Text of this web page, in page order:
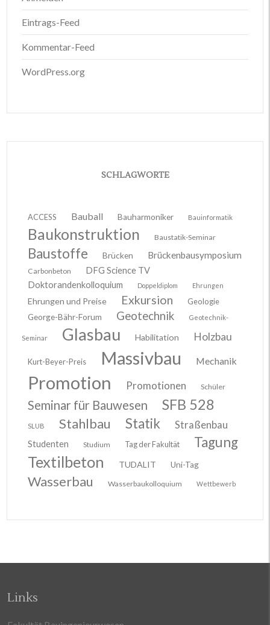
Eintrags-Feed
Kommentar-Feed
WordPress.org
SCHLAGWORTE
ACCESS Bauball Bauharmoniker Bauinformatik
Baukonstruktion Baustatik-Seminar
Baustoffe Brücken Brückenbausymposium
Carbonbeton
DFG Science TV
Doktorandenkolloquium
Doppeldiplom Ehrungen
Ehrungen und Preise Exkursion
Geologie
George-Bähr-Forum
Geotechnik Geotechnik-
Seminar Glasbau Habilitation Holzbau
Kurt-Beyer-Preis Massivbau Mechanik
Promotion Promotionen Schüler
Seminar für Bauwesen SFB 528
SLUB Stahlbau Statik Straßenbau
Studenten Studium Tag der Fakultät Tagung
Textilbeton TUDALIT Uni-Tag
Wasserbau Wasserbaukolloquium Wettbewerb
Links